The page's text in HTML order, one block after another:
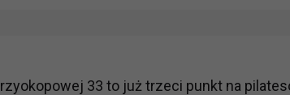
33 to już trzeci punkt na